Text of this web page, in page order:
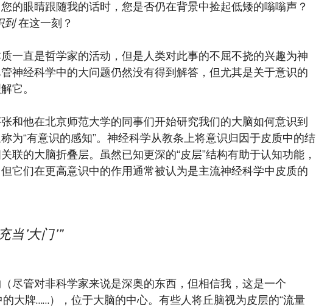
的眼睛跟随我的话时，您是否仍在背景中捡起低矮的嗡嗡声？
到在这一刻？
一直是哲学家的活动，但是人类对此事的不屈不挠的兴趣为神
神经科学中的大问题仍然没有得到解答，但尤其是关于意识的
它。
和他在北京师范大学的同事们开始研究我们的大脑如何意识到
为“有意识的感知”。神经科学从教条上将意识归因于皮质中的结
联的大脑折叠层。虽然已知更深的“皮层”结构有助于认知功能，
它们在更高意识中的作用通常被认为是主流神经科学中皮质的
当’大门’”
尽管对非科学家来说是深奥的东西，但相信我，这是一个
大牌……），位于大脑的中心。有些人将丘脑视为皮层的“流量